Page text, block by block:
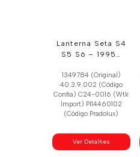
Lanterna Seta S4
S5 S6 – 1995…
1349784 (Original)
40.3.9.002 (Código
Confia) C24-0016 (Wtk
Import) Pl14460102
(Código Pradolux)
Ver Detalhes